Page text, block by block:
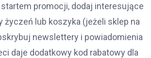
startem promocji, dodaj interesujące
życzeń lub koszyka (jeżeli sklep na
newslettery i powiadomienia
daje dodatkowy kod rabatowy dla